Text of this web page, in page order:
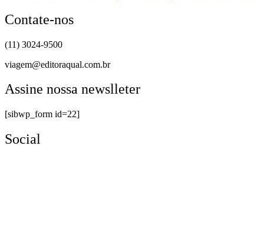
Contate-nos
(11) 3024-9500
viagem@editoraqual.com.br
Assine nossa newslleter
[sibwp_form id=22]
Social